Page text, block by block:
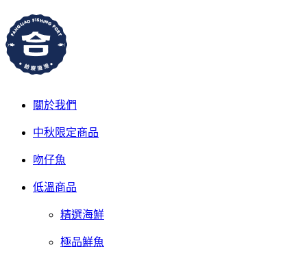
關於我們
中秋限定商品
吻仔魚
低溫商品
精選海鮮
極品鮮魚